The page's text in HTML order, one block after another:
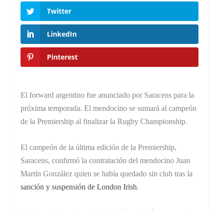
Twitter
LinkedIn
Pinterest
El forward argentino fue anunciado por Saracens para la
próxima temporada. El mendocino se sumará al campeón
de la Premiership al finalizar la Rugby Championship.
El campeón de la última edición de la Premiership,
Saracens, confirmó la contratación del mendocino Juan
Martín González quien se había quedado sin club tras la
sanción y suspensión de London Irish.